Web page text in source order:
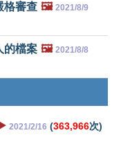
格審查 🖼️ 2021/8/9
的檔案 🖼️ 2021/8/8
2021/2/16 (363,966次)